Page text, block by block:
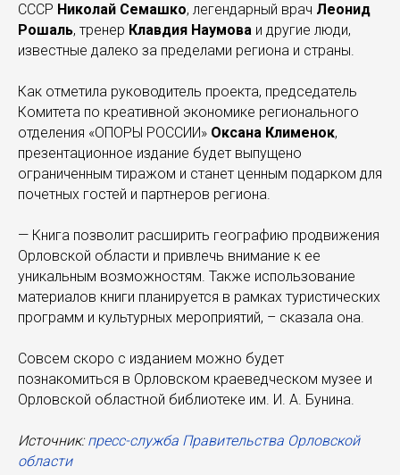
СССР Николай Семашко, легендарный врач Леонид
Рошаль, тренер Клавдия Наумова и другие люди,
известные далеко за пределами региона и страны.
Как отметила руководитель проекта, председатель
Комитета по креативной экономике регионального
отделения «ОПОРЫ РОССИИ» Оксана Клименок,
презентационное издание будет выпущено
ограниченным тиражом и станет ценным подарком для
почетных гостей и партнеров региона.
— Книга позволит расширить географию продвижения
Орловской области и привлечь внимание к ее
уникальным возможностям. Также использование
материалов книги планируется в рамках туристических
программ и культурных мероприятий, – сказала она.
Совсем скоро с изданием можно будет
познакомиться в Орловском краеведческом музее и
Орловской областной библиотеке им. И. А. Бунина.
Источник:пресс-служба Правительства Орловской
области